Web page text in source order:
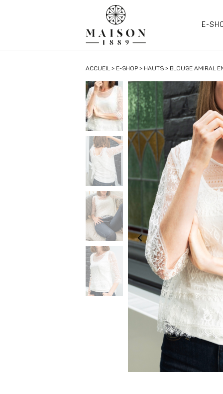
E-
ACCUEIL> E-SHOP > HAUTS > BLOUSE AMIRAL